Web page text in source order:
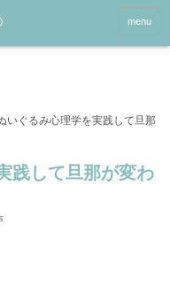
menu
いぐるみ心理学を実践して旦那
践して旦那が変わ